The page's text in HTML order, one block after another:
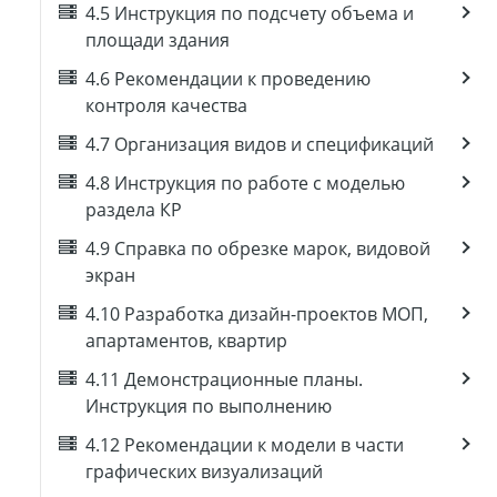
4.5 Инструкция по подсчету объема и
площади здания
4.6 Рекомендации к проведению
контроля качества
4.7 Организация видов и спецификаций
4.8 Инструкция по работе с моделью
раздела КР
4.9 Справка по обрезке марок, видовой
экран
4.10 Разработка дизайн-проектов МОП,
апартаментов, квартир
4.11 Демонстрационные планы.
Инструкция по выполнению
4.12 Рекомендации к модели в части
графических визуализаций